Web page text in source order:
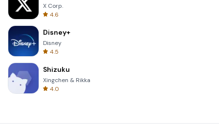
X Corp.
4.6
Disney+
Disney
4.5
Shizuku
Xingchen & Rikka
4.0